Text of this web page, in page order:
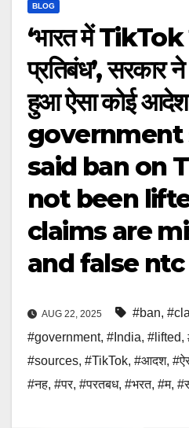
BLOG
‘भारत में TikTok
प्रतिबंध’, सरकार
हुआ ऐसा कोई
government
said ban on
not been
claims are
and false ntc
AUG 22, 2025 #ban,
#government, #India, #lifted,
#sources, #TikTok, #आदश,
#नह, #पर, #परतबध, #भरत, #म,